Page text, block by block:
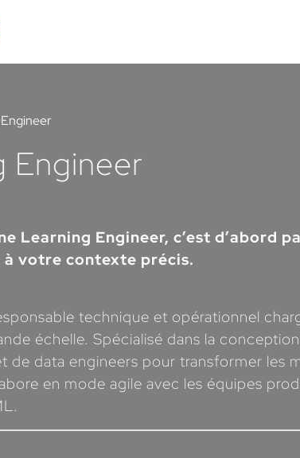
Engineer
Learning Engineer, c’est d’abord
votre contexte précis.
technique et opérationnel
échelle. Spécialisé dans la
de data engineers pour transformer
en mode agile avec les équipes